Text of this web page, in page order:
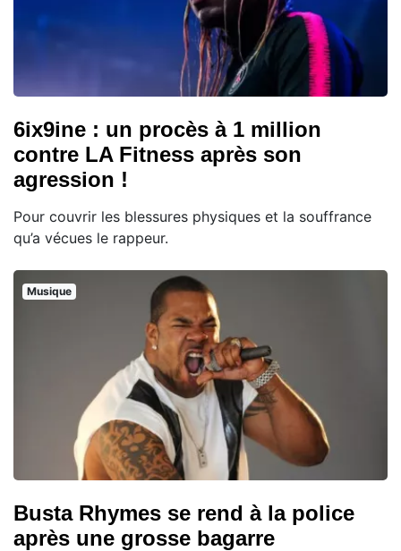
6ix9ine : un procès à 1 million
contre LA Fitness après son
agression !
Pour couvrir les blessures physiques et la souffrance
qu’a vécues le rappeur.
Musique
Busta Rhymes se rend à la police
après une grosse bagarre